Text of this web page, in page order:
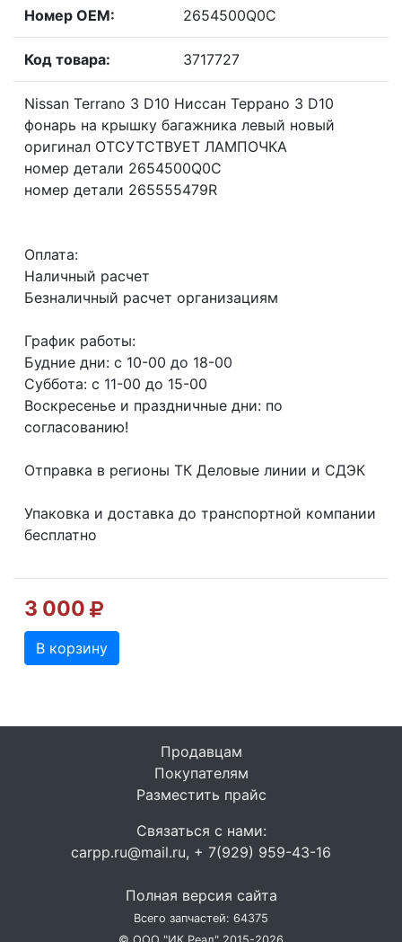
Номер OEM: 2654500Q0C
Код товара: 3717727
Nissan Terrano 3 D10 Ниссан Террано 3 D10
фонарь на крышку багажника левый новый
оригинал ОТСУТСТВУЕТ ЛАМПОЧКА
номер детали 2654500Q0C
номер детали 265555479R
Оплата:
Наличный расчет
Безналичный расчет организациям
График работы:
Будние дни: с 10-00 до 18-00
Суббота: с 11-00 до 15-00
Воскресенье и праздничные дни: по
согласованию!
Отправка в регионы ТК Деловые линии и СДЭК
Упаковка и доставка до транспортной компании
бесплатно
3 000
В корзину
Продавцам
Покупателям
Разместить прайс
Связаться с нами:
carpp.ru@mail.ru, + 7(929) 959-43-16
Полная версия сайта
Всего запчастей: 64375